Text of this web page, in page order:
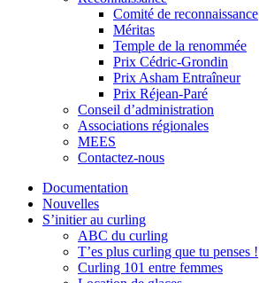
Comité de reconnaissance
Méritas
Temple de la renommée
Prix Cédric-Grondin
Prix Asham Entraîneur
Prix Réjean-Paré
Conseil d’administration
Associations régionales
MEES
Contactez-nous
Documentation
Nouvelles
S’initier au curling
ABC du curling
T’es plus curling que tu penses !
Curling 101 entre femmes